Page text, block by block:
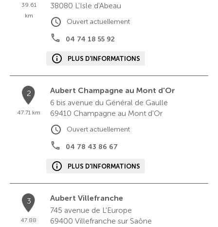
39.61
km
38080 L'Isle d'Abeau
04 74 18 55 92
Ouvert actuellement
PLUS D'INFORMATIONS
2
47.71 km
Aubert Champagne au Mont d'Or
6 bis avenue du Général de Gaulle
69410 Champagne au Mont d'Or
04 78 43 86 67
Ouvert actuellement
PLUS D'INFORMATIONS
3
47.88
Aubert Villefranche
745 avenue de L'Europe
69400 Villefranche sur Saône